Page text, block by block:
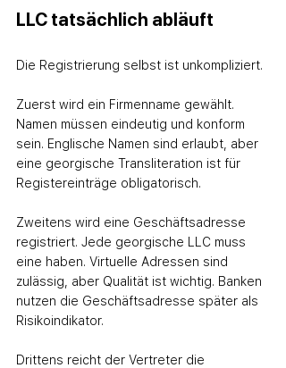
LLC tatsächlich abläuft
Die Registrierung selbst ist unkompliziert.
Zuerst wird ein Firmenname gewählt.
Namen müssen eindeutig und konform
sein. Englische Namen sind erlaubt, aber
eine georgische Transliteration ist für
Registereinträge obligatorisch.
Zweitens wird eine Geschäftsadresse
registriert. Jede georgische LLC muss
eine haben. Virtuelle Adressen sind
zulässig, aber Qualität ist wichtig. Banken
nutzen die Geschäftsadresse später als
Risikoindikator.
Drittens reicht der Vertreter die